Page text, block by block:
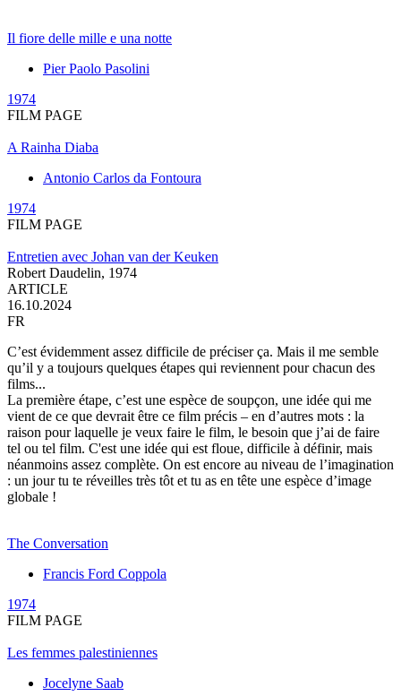
Il fiore delle mille e una notte
Pier Paolo Pasolini
1974
FILM PAGE
A Rainha Diaba
Antonio Carlos da Fontoura
1974
FILM PAGE
Entretien avec Johan van der Keuken
Robert Daudelin, 1974
ARTICLE
16.10.2024
FR
C’est évidemment assez difficile de préciser ça. Mais il me semble
qu’il y a toujours quelques étapes qui reviennent pour chacun des
films...
La première étape, c’est une espèce de soupçon, une idée qui me
vient de ce que devrait être ce film précis – en d’autres mots : la
raison pour laquelle je veux faire le film, le besoin que j’ai de faire
tel ou tel film. C'est une idée qui est floue, difficile à définir, mais
néanmoins assez complète. On est encore au niveau de l’imagination
: un jour tu te réveilles très tôt et tu as en tête une espèce d’image
globale !
The Conversation
Francis Ford Coppola
1974
FILM PAGE
Les femmes palestiniennes
Jocelyne Saab